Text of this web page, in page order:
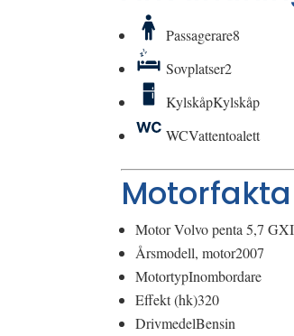
Passagerare8
Sovplatser2
KylskåpKylskåp
WCVattentoalett
Motorfakta
MotorVolvo penta 5,7 GXI
Årsmodell, motor2007
MotortypInombordare
Effekt (hk)320
DrivmedelBensin